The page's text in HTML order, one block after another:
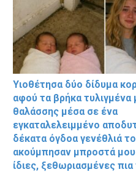
Υιοθέτησα δύο δίδυμα
αφού τα βρήκα τυλιγμένα
θαλάσσης μέσα σε ένα
εγκαταλελειμμένο
δέκατα όγδοα γενέθλιά
ακούμπησαν μπροστά μου
ίδιες, ξεθωριασμένες